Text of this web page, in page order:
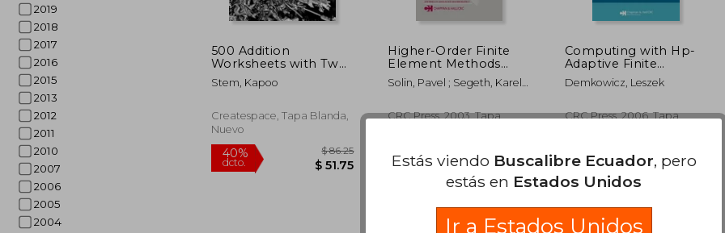
2019
2018
2017
2016
2015
2013
2012
2011
2010
2007
2006
2005
2004
500 Addition
Worksheets with Two
4-Digit Addends: Math
Practice Workbook
Stem, Kapoo
Createspace, Tapa Blanda,
Nuevo
Higher-Order Finite
Element Methods
[With CDROM] (en
Inglés)
Solin, Pavel ; Segeth, Karel ;
CRC Press, 2003, Tapa
Computing with Hp-
Adaptive Finite
Elements: Volume 1
One and Two
and Maxwell
Demkowicz, Leszek
CRC Press, 2006, Tapa
Estás viendo Buscalibre Ecuador, pero
estás en Estados Unidos
Ir a Estados Unidos